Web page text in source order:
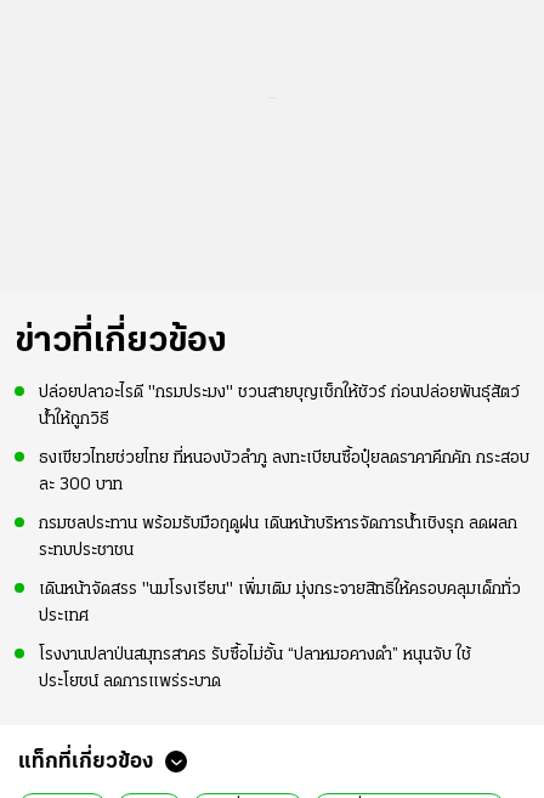
ข่าวที่เกี่ยวข้อง
ปล่อยปลาอะไรดี "กรมประมง" ชวนสายบุญเช็กให้ชัวร์ ก่อนปล่อยพันธุ์สัตว์
น้ำให้ถูกวิธี
ธงเขียวไทยช่วยไทย ที่หนองบัวลำภู ลงทะเบียนซื้อปุ๋ยลดราคาคึกคัก กระสอบ
ละ 300 บาท
กรมชลประทาน พร้อมรับมือฤดูฝน เดินหน้าบริหารจัดการน้ำเชิงรุก ลดผลก
ระทบประชาชน
เดินหน้าจัดสรร "นมโรงเรียน" เพิ่มเติม มุ่งกระจายสิทธิให้ครอบคลุมเด็กทั่ว
ประเทศ
โรงงานปลาป่นสมุทรสาคร รับซื้อไม่อั้น “ปลาหมอคางดำ” หนุนจับ ใช้
ประโยชน์ ลดการแพร่ระบาด
แท็กที่เกี่ยวข้อง